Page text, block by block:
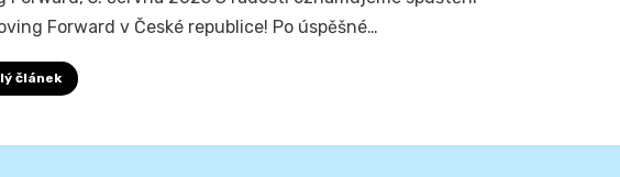
Forward v České republice! Po úspěšné…
článek